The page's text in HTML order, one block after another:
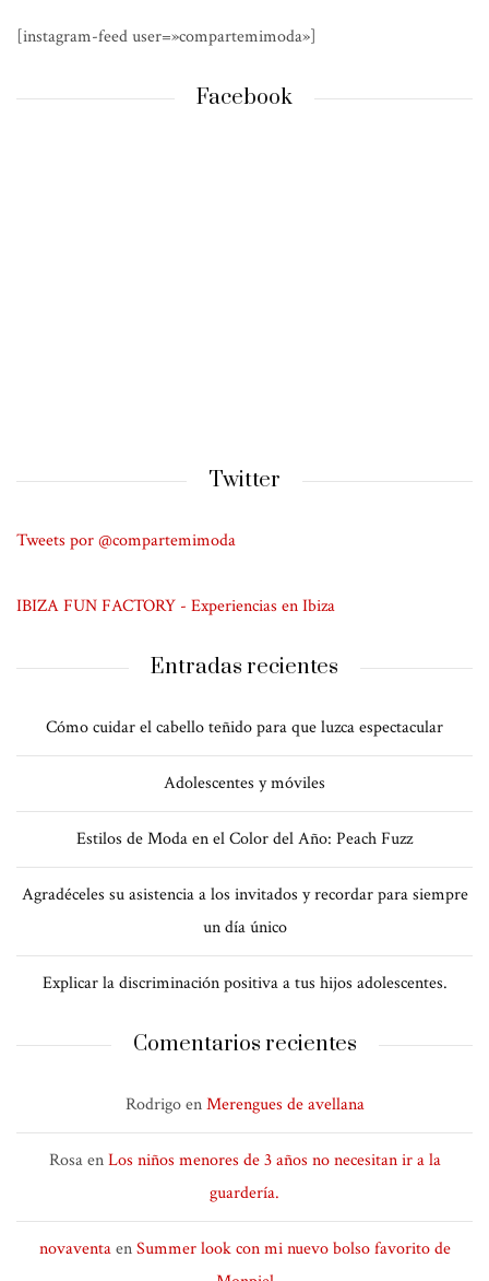
[instagram-feed user=»compartemimoda»]
Facebook
Twitter
Tweets por @compartemimoda
IBIZA FUN FACTORY - Experiencias en Ibiza
Entradas recientes
Cómo cuidar el cabello teñido para que luzca espectacular
Adolescentes y móviles
Estilos de Moda en el Color del Año: Peach Fuzz
Agradéceles su asistencia a los invitados y recordar para siempre
un día único
Explicar la discriminación positiva a tus hijos adolescentes.
Comentarios recientes
RodrigoenMerengues de avellana
RosaenLos niños menores de 3 años no necesitan ir a la
guardería.
novaventaenSummer look con mi nuevo bolso favorito de